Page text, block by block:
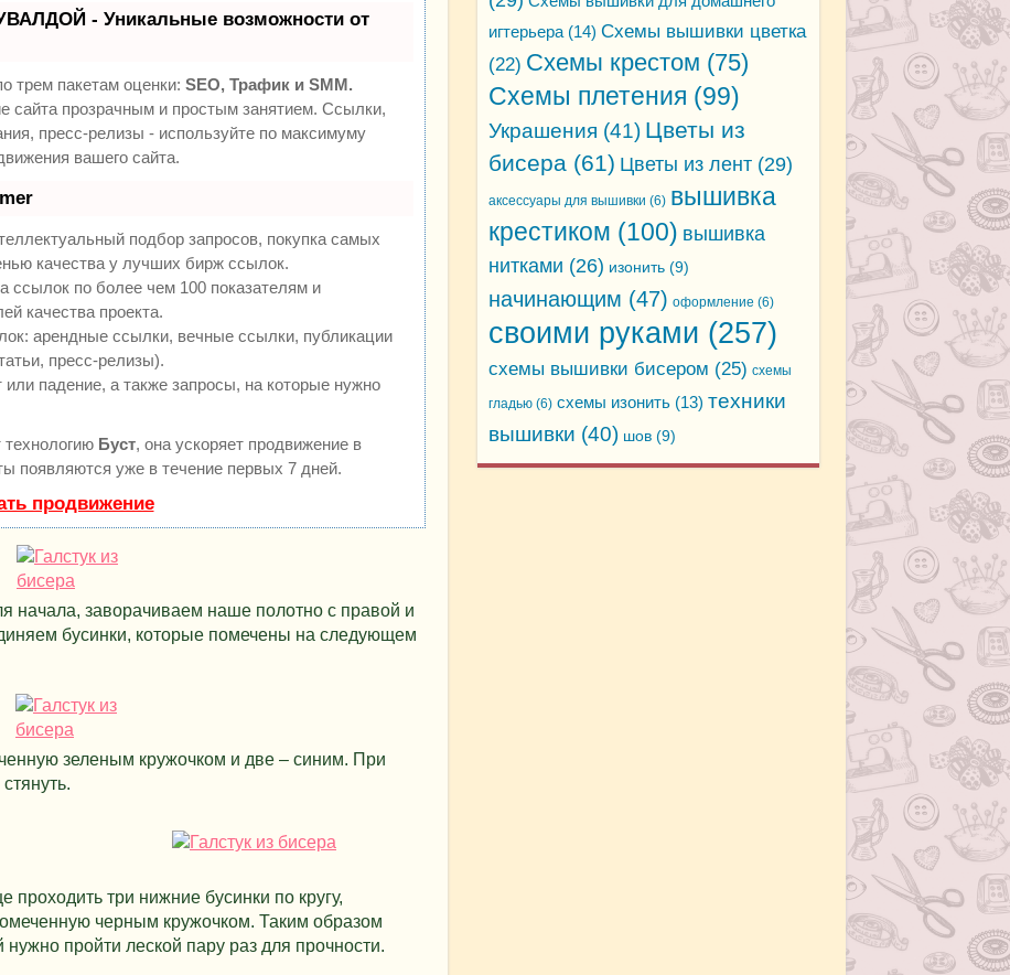
- Уникальные возможности от
трем пакетам оценки: SEO, Трафик и SMM.
сайта прозрачным и простым занятием. Ссылки,
пресс-релизы - используйте по максимуму
вашего сайта.
подбор запросов, покупка самых
качества у лучших бирж ссылок.
ссылок по более чем 100 показателям и
качества проекта.
арендные ссылки, вечные ссылки, публикации
пресс-релизы).
падение, а также запросы, на которые нужно
Буст, она ускоряет продвижение в
появляются уже в течение первых 7 дней.
продвижение
начала, заворачиваем наше полотно с правой и
бусинки, которые помечены на следующем
зеленым кружочком и две – синим. При
три нижние бусинки по кругу,
черным кружочком. Таким образом
пройти леской пару раз для прочности.
игтерьера(14) Схемы вышивки цветка
(22) Схемы крестом (75)
Схемы плетения (99)
Украшения (41) Цветы из
бисера(61) Цветы из лент(29)
аксессуары для вышивки (6) вышивка
крестиком (100) вышивка
нитками (26) изонить(9)
начинающим (47) оформление (6)
своими руками (257)
схемы вышивки бисером (25) схемы
гладью(6) схемы изонить(13) техники
вышивки (40) шов(9)